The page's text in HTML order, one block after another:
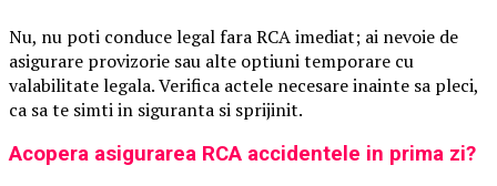
Nu, nu poti conduce legal fara RCA imediat; ai nevoie de
asigurare provizorie sau alte optiuni temporare cu
valabilitate legala. Verifica actele necesare inainte sa pleci,
ca sa te simti in siguranta si sprijinit.
Acopera asigurarea RCA accidentele in prima zi?